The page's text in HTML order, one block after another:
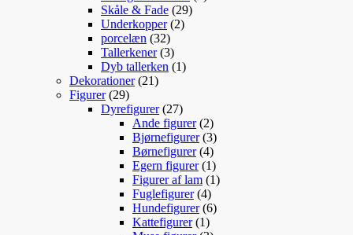
Skåle & Fade 2929
Underkopper 22
porcelæn 3232
varer
Tallerkener 33
varer
Dyb tallerken 11
Dekorationer 2121
Figurer 2929
varer
Dyrefigurer 2727
varer
Ande figurer 22
varer
Bjørnefigurer 33
varer
Børnefigurer 44
varer
Egern figurer 11
vare
Figurer af lam 11
Fuglefigurer 44
varer
Hundefigurer 66
Kattefigurer 11